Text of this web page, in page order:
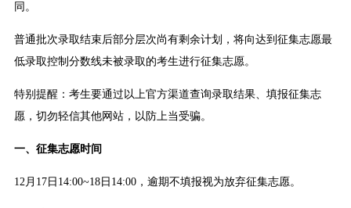
同。
普通批次录取结束后部分层次尚有剩余计划，将向达到征集志愿最
低录取控制分数线未被录取的考生进行征集志愿。
特别提醒：考生要通过以上官方渠道查询录取结果、填报征集志
愿，切勿轻信其他网站，以防上当受骗。
一、征集志愿时间
12月17日14:00~18日14:00，逾期不填报视为放弃征集志愿。